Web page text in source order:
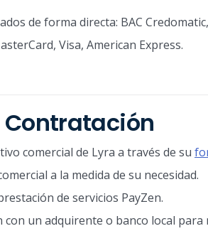
de forma directa: BAC
Visa, American Express.
Contratación
comercial de Lyra a través de su
a la medida de su necesidad.
de servicios PayZen.
con un adquirente o banco local